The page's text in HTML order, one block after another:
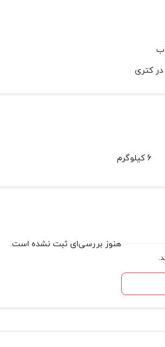
در کتری
6 کیلوگرم
هنوز بررسی‌ای ثبت نشده است.